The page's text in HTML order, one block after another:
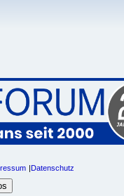
Datenschutz